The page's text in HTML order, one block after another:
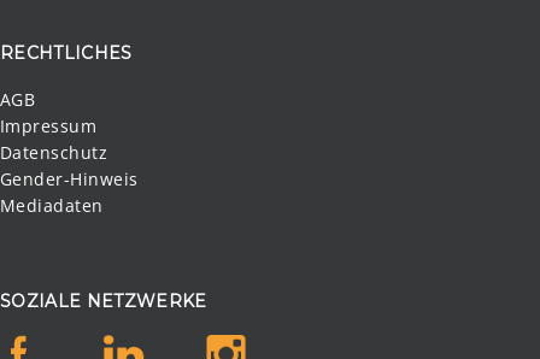
RECHTLICHES
AGB
Impressum
Datenschutz
Gender-Hinweis
Mediadaten
SOZIALE NETZWERKE